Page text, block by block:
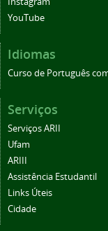
YouTube
Idiomas
Curso de Português
Serviços
Serviços ARII
Ufam
ARIII
Assistência Estudantil
Links Úteis
Cidade